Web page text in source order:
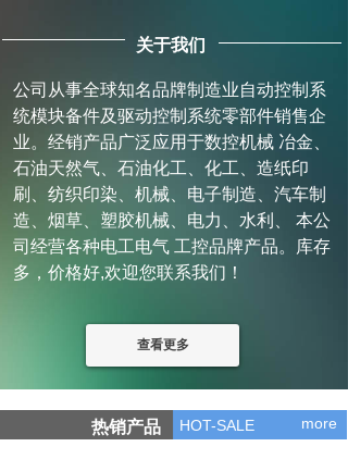
关于我们
公司从事全球知名品牌制造业自动控制系
统模块备件及驱动控制系统零部件销售企
业。经销产品广泛应用于数控机械 冶金、
石油天然气、石油化工、化工、造纸印
刷、纺织印染、机械、电子制造、汽车制
造、烟草、塑胶机械、电力、水利、 本公
司经营各种电工电气 工控品牌产品。库存
多，价格好,欢迎您联系我们！
查看更多
more
热销产品 HOT-SALE